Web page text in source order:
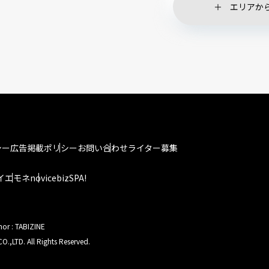
エリアか
広告掲載ポリシーお問い合わせライター募集
エモネnovicebizSPA!
: TABIZINE
All Rights Reserved.